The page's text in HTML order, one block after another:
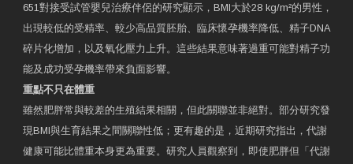
651對接受試管嬰兒治療伴侶的研究顯示，BMI大於28 kg/m²的男性，
出現較低的受精率、較少高品質胚胎、臨床懷孕機率降低、精子DNA
碎片化增加，以及氧化壓力上升。這些結果意味著過重可能對精子功
能及成功受孕機率帶來負面影響。
重點不只在體重
雖然肥胖常與較差的生殖結果相關，但此關聯並非絕對。部分研究發
現BMI與生育結果之間關聯性低；更有趣的是，近期研究指出，代謝
健康可能比體重本身更為重要。研究人員觀察到，即使肥胖但「代謝